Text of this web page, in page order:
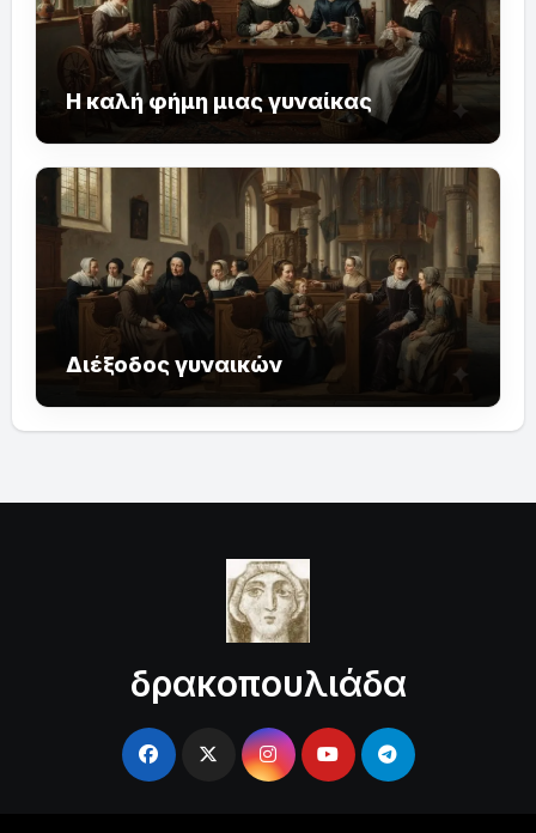
Η καλή φήμη μιας γυναίκας
Διέξοδος γυναικών
δρακοπουλιάδα